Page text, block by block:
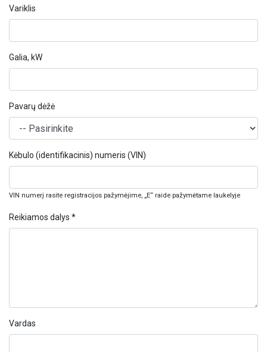
Variklis
Galia, kW
Pavarų dėžė
Kėbulo (identifikacinis) numeris (VIN)
VIN numerį rasite registracijos pažymėjime, „E“ raide pažymėtame laukelyje
Reikiamos dalys *
Vardas